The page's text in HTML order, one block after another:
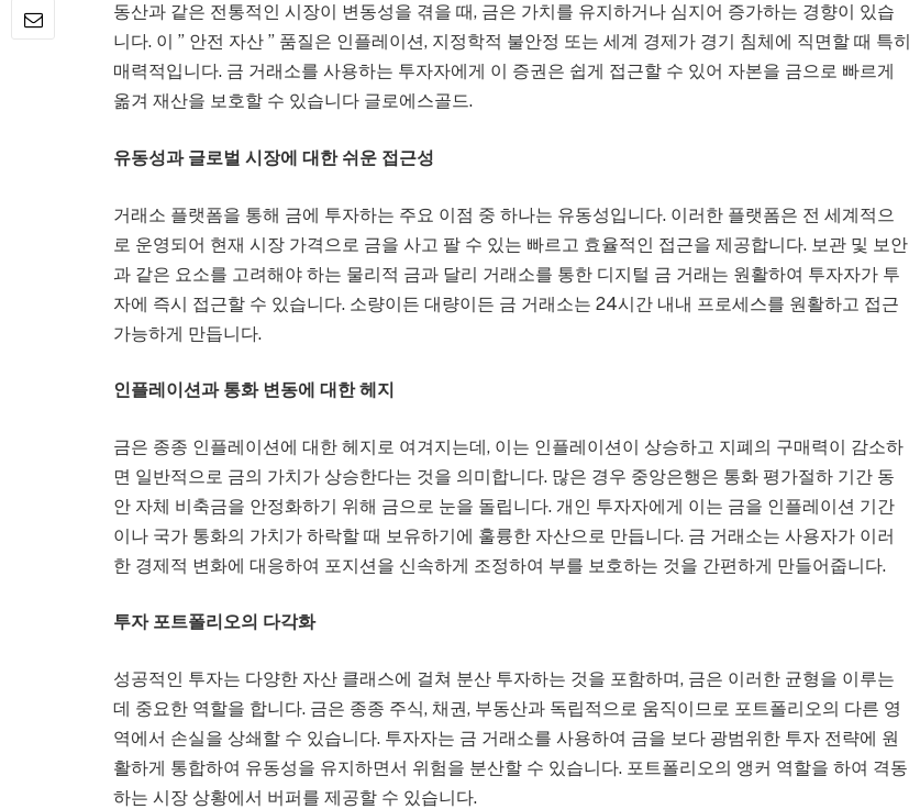
동산과 같은 전통적인 시장이 변동성을 겪을 때, 금은 가치를 유지하거나 심지어 증가하는 경향이 있습
니다. 이 ” 안전 자산 ” 품질은 인플레이션, 지정학적 불안정 또는 세계 경제가 경기 침체에 직면할 때 특히
매력적입니다. 금 거래소를 사용하는 투자자에게 이 증권은 쉽게 접근할 수 있어 자본을 금으로 빠르게
옮겨 재산을 보호할 수 있습니다 글로에스골드.
유동성과 글로벌 시장에 대한 쉬운 접근성
거래소 플랫폼을 통해 금에 투자하는 주요 이점 중 하나는 유동성입니다. 이러한 플랫폼은 전 세계적으
로 운영되어 현재 시장 가격으로 금을 사고 팔 수 있는 빠르고 효율적인 접근을 제공합니다. 보관 및 보안
과 같은 요소를 고려해야 하는 물리적 금과 달리 거래소를 통한 디지털 금 거래는 원활하여 투자자가 투
자에 즉시 접근할 수 있습니다. 소량이든 대량이든 금 거래소는 24시간 내내 프로세스를 원활하고 접근
가능하게 만듭니다.
인플레이션과 통화 변동에 대한 헤지
금은 종종 인플레이션에 대한 헤지로 여겨지는데, 이는 인플레이션이 상승하고 지폐의 구매력이 감소하
면 일반적으로 금의 가치가 상승한다는 것을 의미합니다. 많은 경우 중앙은행은 통화 평가절하 기간 동
안 자체 비축금을 안정화하기 위해 금으로 눈을 돌립니다. 개인 투자자에게 이는 금을 인플레이션 기간
이나 국가 통화의 가치가 하락할 때 보유하기에 훌륭한 자산으로 만듭니다. 금 거래소는 사용자가 이러
한 경제적 변화에 대응하여 포지션을 신속하게 조정하여 부를 보호하는 것을 간편하게 만들어줍니다.
투자 포트폴리오의 다각화
성공적인 투자는 다양한 자산 클래스에 걸쳐 분산 투자하는 것을 포함하며, 금은 이러한 균형을 이루는
데 중요한 역할을 합니다. 금은 종종 주식, 채권, 부동산과 독립적으로 움직이므로 포트폴리오의 다른 영
역에서 손실을 상쇄할 수 있습니다. 투자자는 금 거래소를 사용하여 금을 보다 광범위한 투자 전략에 원
활하게 통합하여 유동성을 유지하면서 위험을 분산할 수 있습니다. 포트폴리오의 앵커 역할을 하여 격동
하는 시장 상황에서 버퍼를 제공할 수 있습니다.